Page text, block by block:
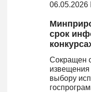
срок
Сокращен
извещения
выбору